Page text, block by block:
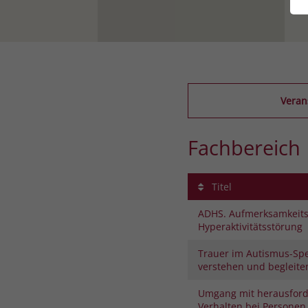
Fachbereich
Titel
ADHS.
Hyperaktivitätsstörung
Trauer im Autismus-
verstehen und
Umgang mit